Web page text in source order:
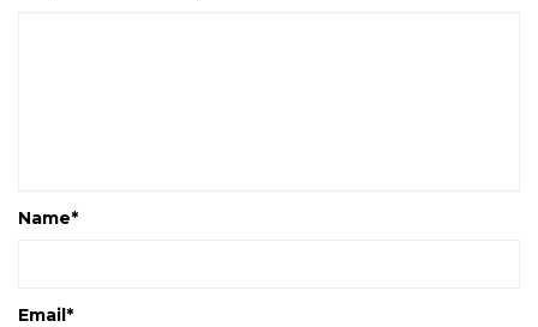
Name*
Email*